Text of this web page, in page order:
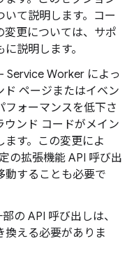
て説明します。コー
変更については、サポ
説明します。
- Service Worker によっ
ド ページまたはイベン
フォーマンスを低下さ
ンド コードがメイン
す。この変更によ
の拡張機能 API 呼び出
動することも必要で
の API 呼び出しは、
換える必要がありま